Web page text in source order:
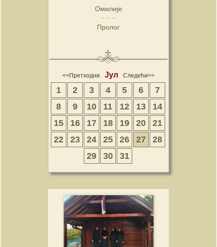
Омилије
Пролог
<<Претходни Јул Следећи>>
1 2 3 4 5 6
7
8
9 10 11 12 13
14
15
16 17 18 19 20
21
22
23 24 25 26 27
28
29
30 31